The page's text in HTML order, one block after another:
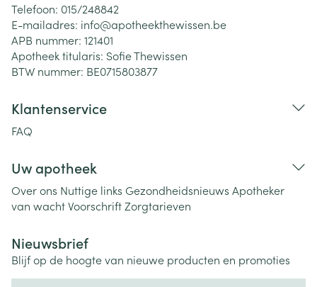
Telefoon: 015/248842
E-mailadres: info@apotheekthewissen.be
APB nummer: 121401
Apotheek titularis: Sofie Thewissen
BTW nummer: BE0715803877
Klantenservice
FAQ
Uw apotheek
Over ons Nuttige links Gezondheidsnieuws Apotheker
van wachtVoorschriftZorgtarieven
Nieuwsbrief
Blijf op de hoogte van nieuwe producten en promoties